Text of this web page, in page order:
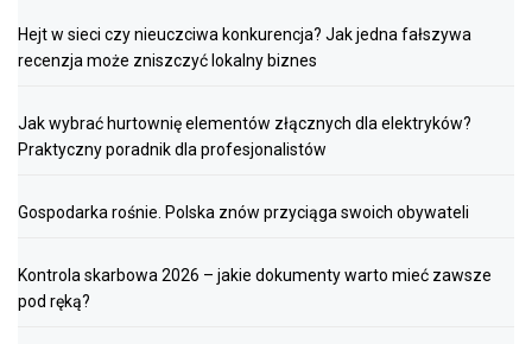
Hejt w sieci czy nieuczciwa konkurencja? Jak jedna fałszywa
recenzja może zniszczyć lokalny biznes
Jak wybrać hurtownię elementów złącznych dla elektryków?
Praktyczny poradnik dla profesjonalistów
Gospodarka rośnie. Polska znów przyciąga swoich obywateli
Kontrola skarbowa 2026 – jakie dokumenty warto mieć zawsze
pod ręką?